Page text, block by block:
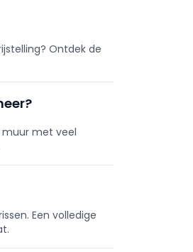
Ontdek de
muur met veel
Een volledige